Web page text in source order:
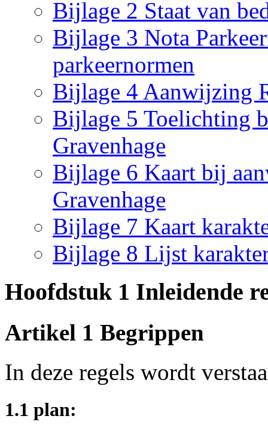
Bijlage 2 Staat van
Bijlage 3 Nota
parkeernormen
Bijlage 4 Aanwijzing
Bijlage 5 Toelichting
Gravenhage
Bijlage 6 Kaart bij
Gravenhage
Bijlage 7 Kaart
Bijlage 8 Lijst
Hoofdstuk 1 Inleidende
Artikel 1 Begrippen
In deze regels wordt
1.1 plan: